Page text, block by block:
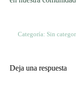
Categoría: Sin
Deja una respuesta